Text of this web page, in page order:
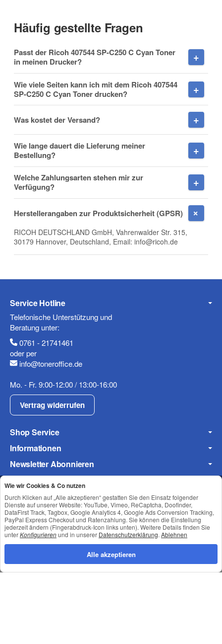
Nachname
Firma
Mobiltelefon
Frage zum Artikel
Ihre Frage
Häufig gestellte Fragen
Passt der Ricoh 407544 SP-C250 C Cyan Toner
in meinen Drucker?
Wie viele Seiten kann ich mit dem Ricoh 407544
SP-C250 C Cyan Toner drucken?
Was kostet der Versand?
Wie lange dauert die Lieferung meiner
Bestellung?
Welche Zahlungsarten stehen mir zur
Verfügung?
Herstellerangaben zur Produktsicherheit (GPSR)
RICOH DEUTSCHLAND GmbH, Vahrenwalder Str. 315,
30179 Hannover, Deutschland, Email: info@ricoh.de
Service Hotline
Telefonische Unterstützung und
Beratung unter:
0761 - 21741461
oder per
info@toneroffice.de
Mo. - Fr. 9:00-12:00 / 13:00-16:00
Vertrag widerrufen
Shop Service
Informationen
Newsletter Abonnieren
Datenschutz•Impressum
Wie wir Cookies & Co nutzen
Durch Klicken auf „Alle akzeptieren“ gestatten Sie den Einsatz folgender
Dienste auf unserer Website: YouTube, Vimeo, ReCaptcha, Doofinder,
DataFirst Track, Tagbox, Google Analytics 4, Google Ads Conversion Tracking,
PayPal Express Checkout und Ratenzahlung. Sie können die Einstellung
jederzeit ändern (Fingerabdruck-Icon links unten). Weitere Details finden Sie
unterKonfigurierenund in unserer Datenschutzerklärung. Ablehnen
Alle akzeptieren